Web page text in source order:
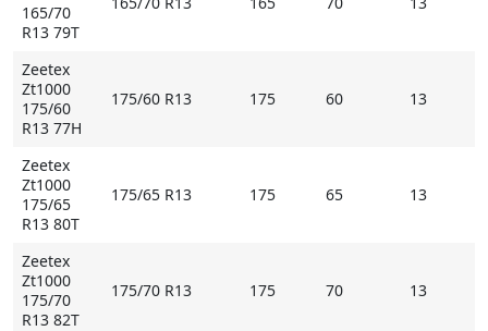
165/70
R13 79T
Zeetex
Zt1000
175/60
R13 77H
175/60 R13 175 60 13
Zeetex
Zt1000
175/65
R13 80T
175/65 R13 175 65 13
Zeetex
Zt1000
175/70
R13 82T
175/70 R13 175 70 13